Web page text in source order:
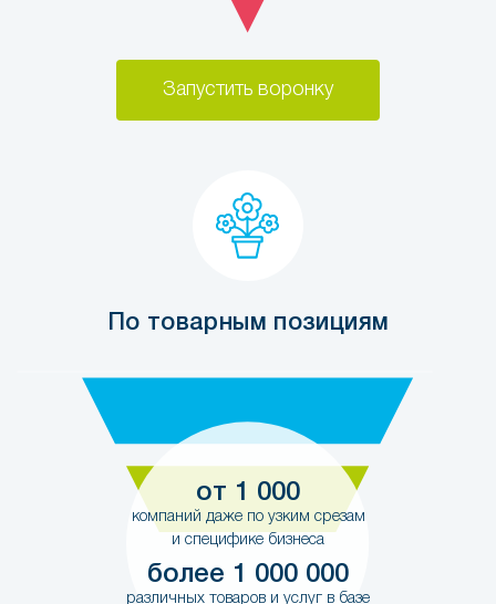
Запустить воронку
По товарным позициям
от 1 000
компаний даже по узким срезам
и специфике бизнеса
более 1 000 000
различных товаров и услуг в базе